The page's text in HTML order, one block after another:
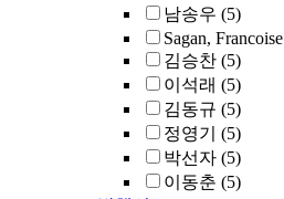
남송우 (5)
Sagan, Francoise
김승찬 (5)
이석래 (5)
김동규 (5)
정영기
(5)
박선자 (5)
이동춘 (5)